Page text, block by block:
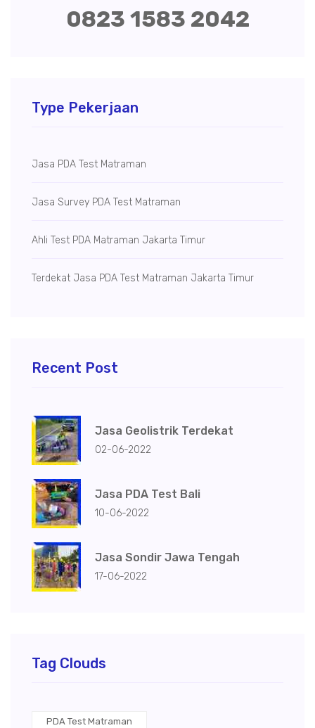
0823 1583 2042
Type Pekerjaan
Jasa PDA Test Matraman
Jasa Survey PDA Test Matraman
Ahli Test PDA Matraman Jakarta Timur
Terdekat Jasa PDA Test Matraman Jakarta Timur
Recent Post
Jasa Geolistrik Terdekat
02-06-2022
Jasa PDA Test Bali
10-06-2022
Jasa Sondir Jawa Tengah
17-06-2022
Tag Clouds
PDA Test Matraman